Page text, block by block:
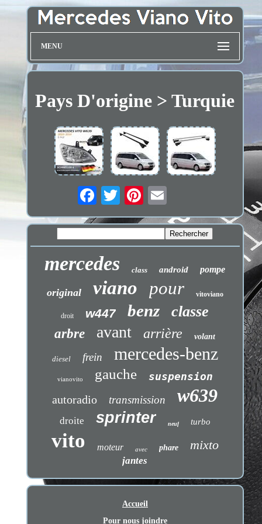
MENU
Pays D'origine > Turquie
mercedes class android pompe
original viano pour vitoviano
droit w447 benz classe
arbre avant arrière volant
diesel frein mercedes-benz
vianovito gauche suspension
autoradio transmission w639
droite sprinter neuf turbo
vito moteur avec phare mixto
jantes
Accueil
Pour nous joindre